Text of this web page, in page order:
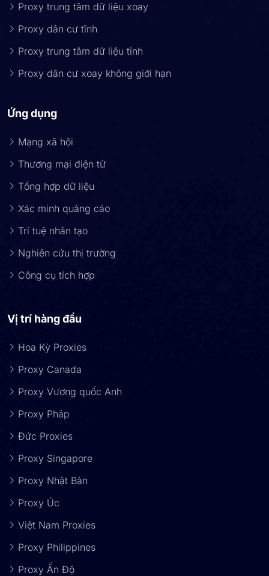
Proxy trung tâm dữ liệu xoay
Proxy dân cư tĩnh
Proxy trung tâm dữ liệu tĩnh
Proxy dân cư xoay không giới hạn
Ứng dụng
Mạng xã hội
Thương mại điện tử
Tổng hợp dữ liệu
Xác minh quảng cáo
Trí tuệ nhân tạo
Nghiên cứu thị trường
Công cụ tích hợp
Vị trí hàng đầu
Hoa Kỳ Proxies
Proxy Canada
Proxy Vương quốc Anh
Proxy Pháp
Đức Proxies
Proxy Singapore
Proxy Nhật Bản
Proxy Úc
Việt Nam Proxies
Proxy Philippines
Proxy Ấn Độ